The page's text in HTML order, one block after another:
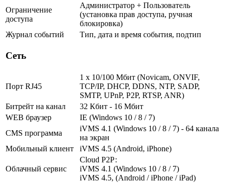
Ограничение
доступа
Администратор + Пользователь
(установка прав доступа, ручная
блокировка)
Журнал событий
Тип, дата и время события, подтип
Сеть
Порт RJ45
1 x 10/100 Мбит (Novicam, ONVIF,
TCP/IP, DHCP, DDNS, NTP, SADP,
SMTP, UPnP, P2P, RTSP, ANR)
Битрейт на канал
32 Кбит - 16 Мбит
WEB браузер
IE (Windows 10 / 8 / 7)
CMS программа
iVMS 4.1 (Windows 10 / 8 / 7) - 64 канала
на экран
Мобильный клиент
iVMS 4.5 (Android, iPhone)
Облачный сервис
Cloud Р2Р:
iVMS 4.1 (Windows 10 / 8 / 7)
iVMS 4.5, (Android / iPhone / iPad)